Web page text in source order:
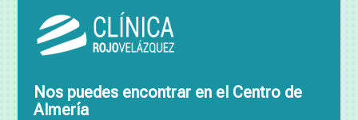
Nos puedes encontrar en el Centro de
Almería